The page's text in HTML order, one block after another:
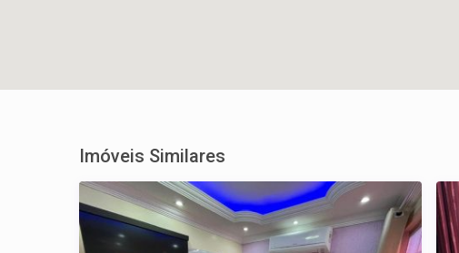
Imóveis Similares